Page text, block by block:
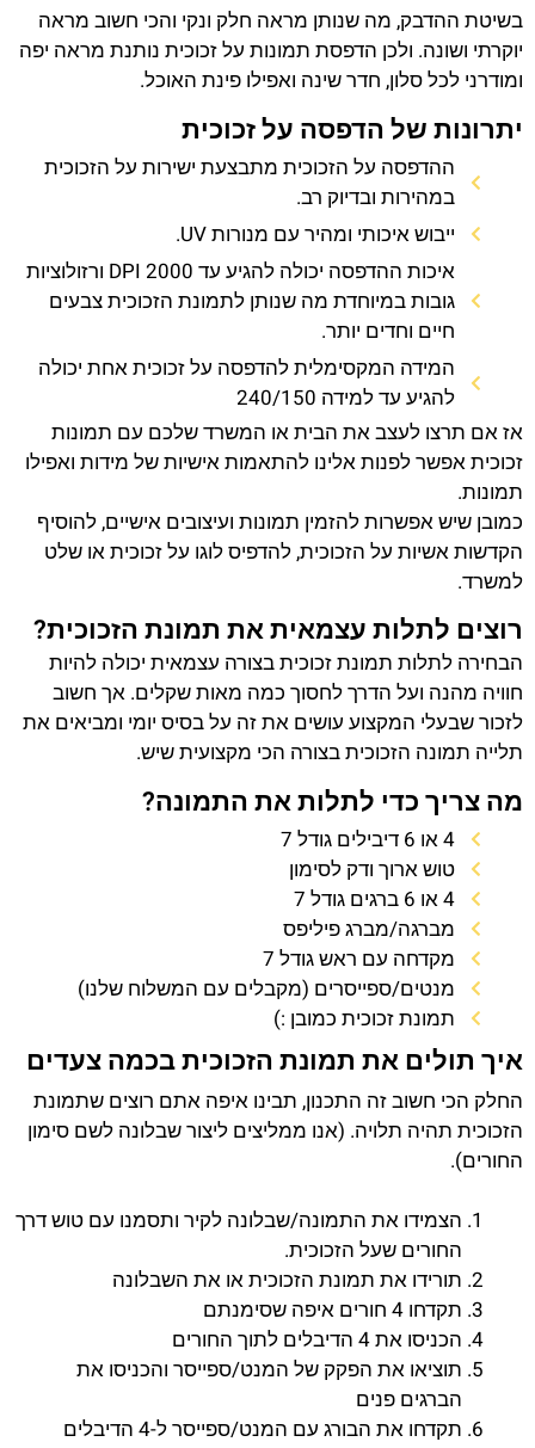
בשיטת ההדבק, מה שנותן מראה חלק ונקי והכי חשוב מראה
יוקרתי ושונה. ולכן הדפסת תמונות על זכוכית נותנת מראה יפה
ומודרני לכל סלון, חדר שינה ואפילו פינת האוכל.
יתרונות של הדפסה על זכוכית
ההדפסה על הזכוכית מתבצעת ישירות על הזכוכית
במהירות ובדיוק רב.
ייבוש איכותי ומהיר עם מנורות UV.
איכות ההדפסה יכולה להגיע עד 2000 DPI ורזולוציות
גובות במיוחדת מה שנותן לתמונת הזכוכית צבעים
חיים וחדים יותר.
המידה המקסימלית להדפסה על זכוכית אחת יכולה
להגיע עד למידה 240/150
אז אם תרצו לעצב את הבית או המשרד שלכם עם תמונות
זכוכית אפשר לפנות אלינו להתאמות אישיות של מידות ואפילו
תמונות.
כמובן שיש אפשרות להזמין תמונות ועיצובים אישיים, להוסיף
הקדשות אשיות על הזכוכית, להדפיס לוגו על זכוכית או שלט
למשרד.
רוצים לתלות עצמאית את תמונת הזכוכית?
הבחירה לתלות תמונת זכוכית בצורה עצמאית יכולה להיות
חוויה מהנה ועל הדרך לחסוך כמה מאות שקלים. אך חשוב
לזכור שבעלי המקצוע עושים את זה על בסיס יומי ומביאים את
תלייה תמונה הזכוכית בצורה הכי מקצועית שיש.
מה צריך כדי לתלות את התמונה?
4 או 6 דיבילים גודל 7
טוש ארוך ודק לסימון
4 או 6 ברגים גודל 7
מברגה/מברג פיליפס
מקדחה עם ראש גודל 7
מנטים/ספייסרים (מקבלים עם המשלוח שלנו)
תמונת זכוכית כמובן :)
איך תולים את תמונת הזכוכית בכמה צעדים
החלק הכי חשוב זה התכנון, תבינו איפה אתם רוצים שתמונת
הזכוכית תהיה תלויה. (אנו ממליצים ליצור שבלונה לשם סימון
החורים).
הצמידו את התמונה/שבלונה לקיר ותסמנו עם טוש דרך
החורים שעל הזכוכית.
תורידו את תמונת הזכוכית או את השבלונה
תקדחו 4 חורים איפה שסימנתם
הכניסו את 4 הדיבלים לתוך החורים
תוציאו את הפקק של המנט/ספייסר והכניסו את
הברגים פנים
תקדחו את הבורג עם המנט/ספייסר ל-4 הדיבלים